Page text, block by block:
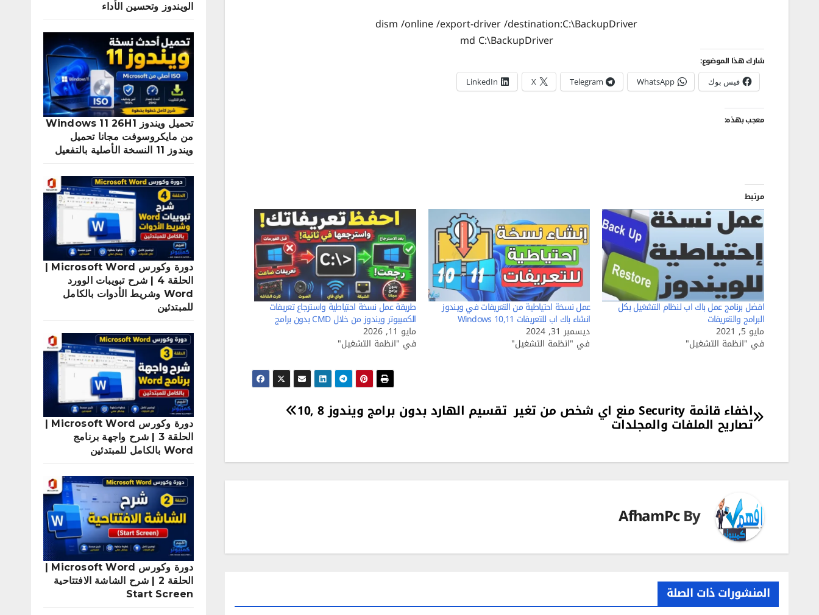
dism /online /export-driver /destination:C:\BackupDriver
md C:\BackupDriver
شارك هذا الموضوع:
فيس بوك WhatsApp
Telegram
X
LinkedIn
معجب بهذه:
مرتبط
افضل برنامج عمل باك اب لنظام التشغيل بكل
البرامج والتعريفات
مايو 5, 2021
في "انظمة التشغيل"
عمل نسخة احتياطية من التعريفات في ويندوز
انشاء باك اب للتعريفات Windows 10,11
ديسمبر 31, 2024
في "انظمة التشغيل"
طريقة عمل نسخة احتياطية واسترجاع تعريفات
الكمبيوتر ويندوز من خلال CMD بدون برامج
مايو 11, 2026
في "انظمة التشغيل"
تصفّح
المقالات
تقسيم الهارد بدون برامج ويندوز 8 ,10 اخفاء قائمة Security منع اي شخص من تغير
تصاريح الملفات والمجلدات
By
AfhamPc
المنشورات ذات الصلة
الويندوز وتحسين الأداء
تحميل ويندوز Windows 11 26H1
من مايكروسوفت مجانا تحميل
ويندوز 11 النسخة الأصلية بالتفعيل
دورة وكورس Microsoft Word |
الحلقة 4 | شرح تبويبات الوورد
Word وشريط الأدوات بالكامل
للمبتدئين
الحلقة 3 | شرح واجهة برنامج
Word بالكامل للمبتدئين
دورة وكورس Microsoft Word |
الحلقة 2 | شرح الشاشة الافتتاحية
Start Screen